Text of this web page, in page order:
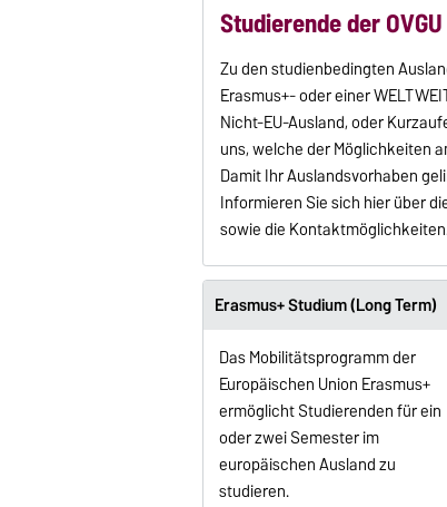
Studierende der OVGU
Zu den studienbedingten
Erasmus+- oder einer
Nicht-EU-Ausland, oder
uns, welche der Möglichkeiten
Damit Ihr Auslandsvorhaben
Informieren Sie sich hier über
sowie die
Erasmus+ Studium (Long Term)
Das Mobilitätsprogramm der
Europäischen Union Erasmus+
ermöglicht Studierenden für ein
oder zwei Semester im
europäischen Ausland zu
studieren.